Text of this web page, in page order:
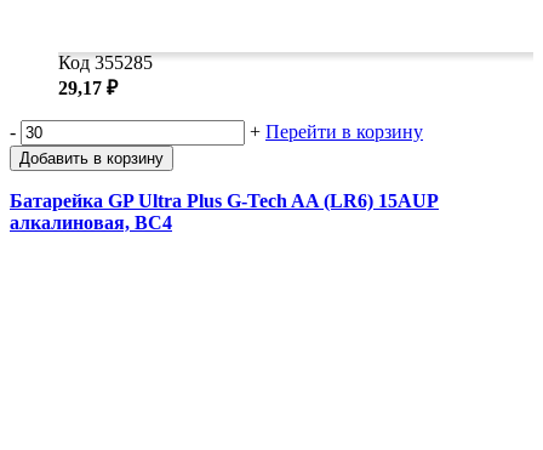
Код 355285
29,17 ₽
- + Перейти в корзину
Добавить в корзину
Батарейка GP Ultra Plus G-Tech AA (LR6) 15AUP
алкалиновая, BC4